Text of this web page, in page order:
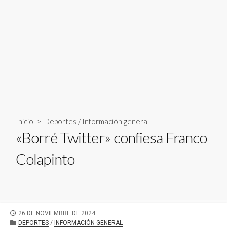
Inicio > Deportes / Información general
«Borré Twitter» confiesa Franco
Colapinto
FECHA
DE
26 DE NOVIEMBRE DE 2024
CATEGORÍAS
DEPORTES / INFORMACIÓN GENERAL